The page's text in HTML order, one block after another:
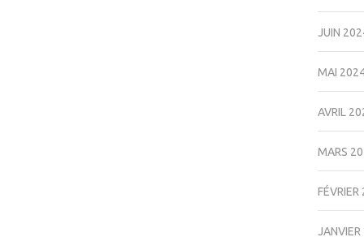
JUIN
MAI
AVRIL
MARS